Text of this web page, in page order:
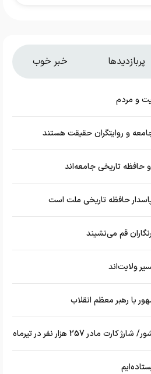
پربازدیدها خبر خوب
و مردم
جامعه و روایتگران حقیقت هستند
حافظه تاریخی جامعه‌اند
پاسدار حافظه تاریخی ملت است
قم می‌نشیند
ولایت‌اند
با رهبر معظم انقلاب
257 هزار نفر در تیرماه